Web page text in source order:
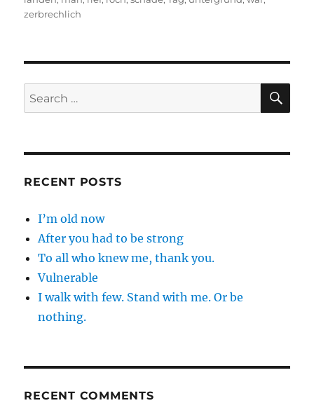
zerbrechlich
Search
for:
RECENT POSTS
I’m old now
After you had to be strong
To all who knew me, thank you.
Vulnerable
I walk with few. Stand with me. Or be
nothing.
RECENT COMMENTS